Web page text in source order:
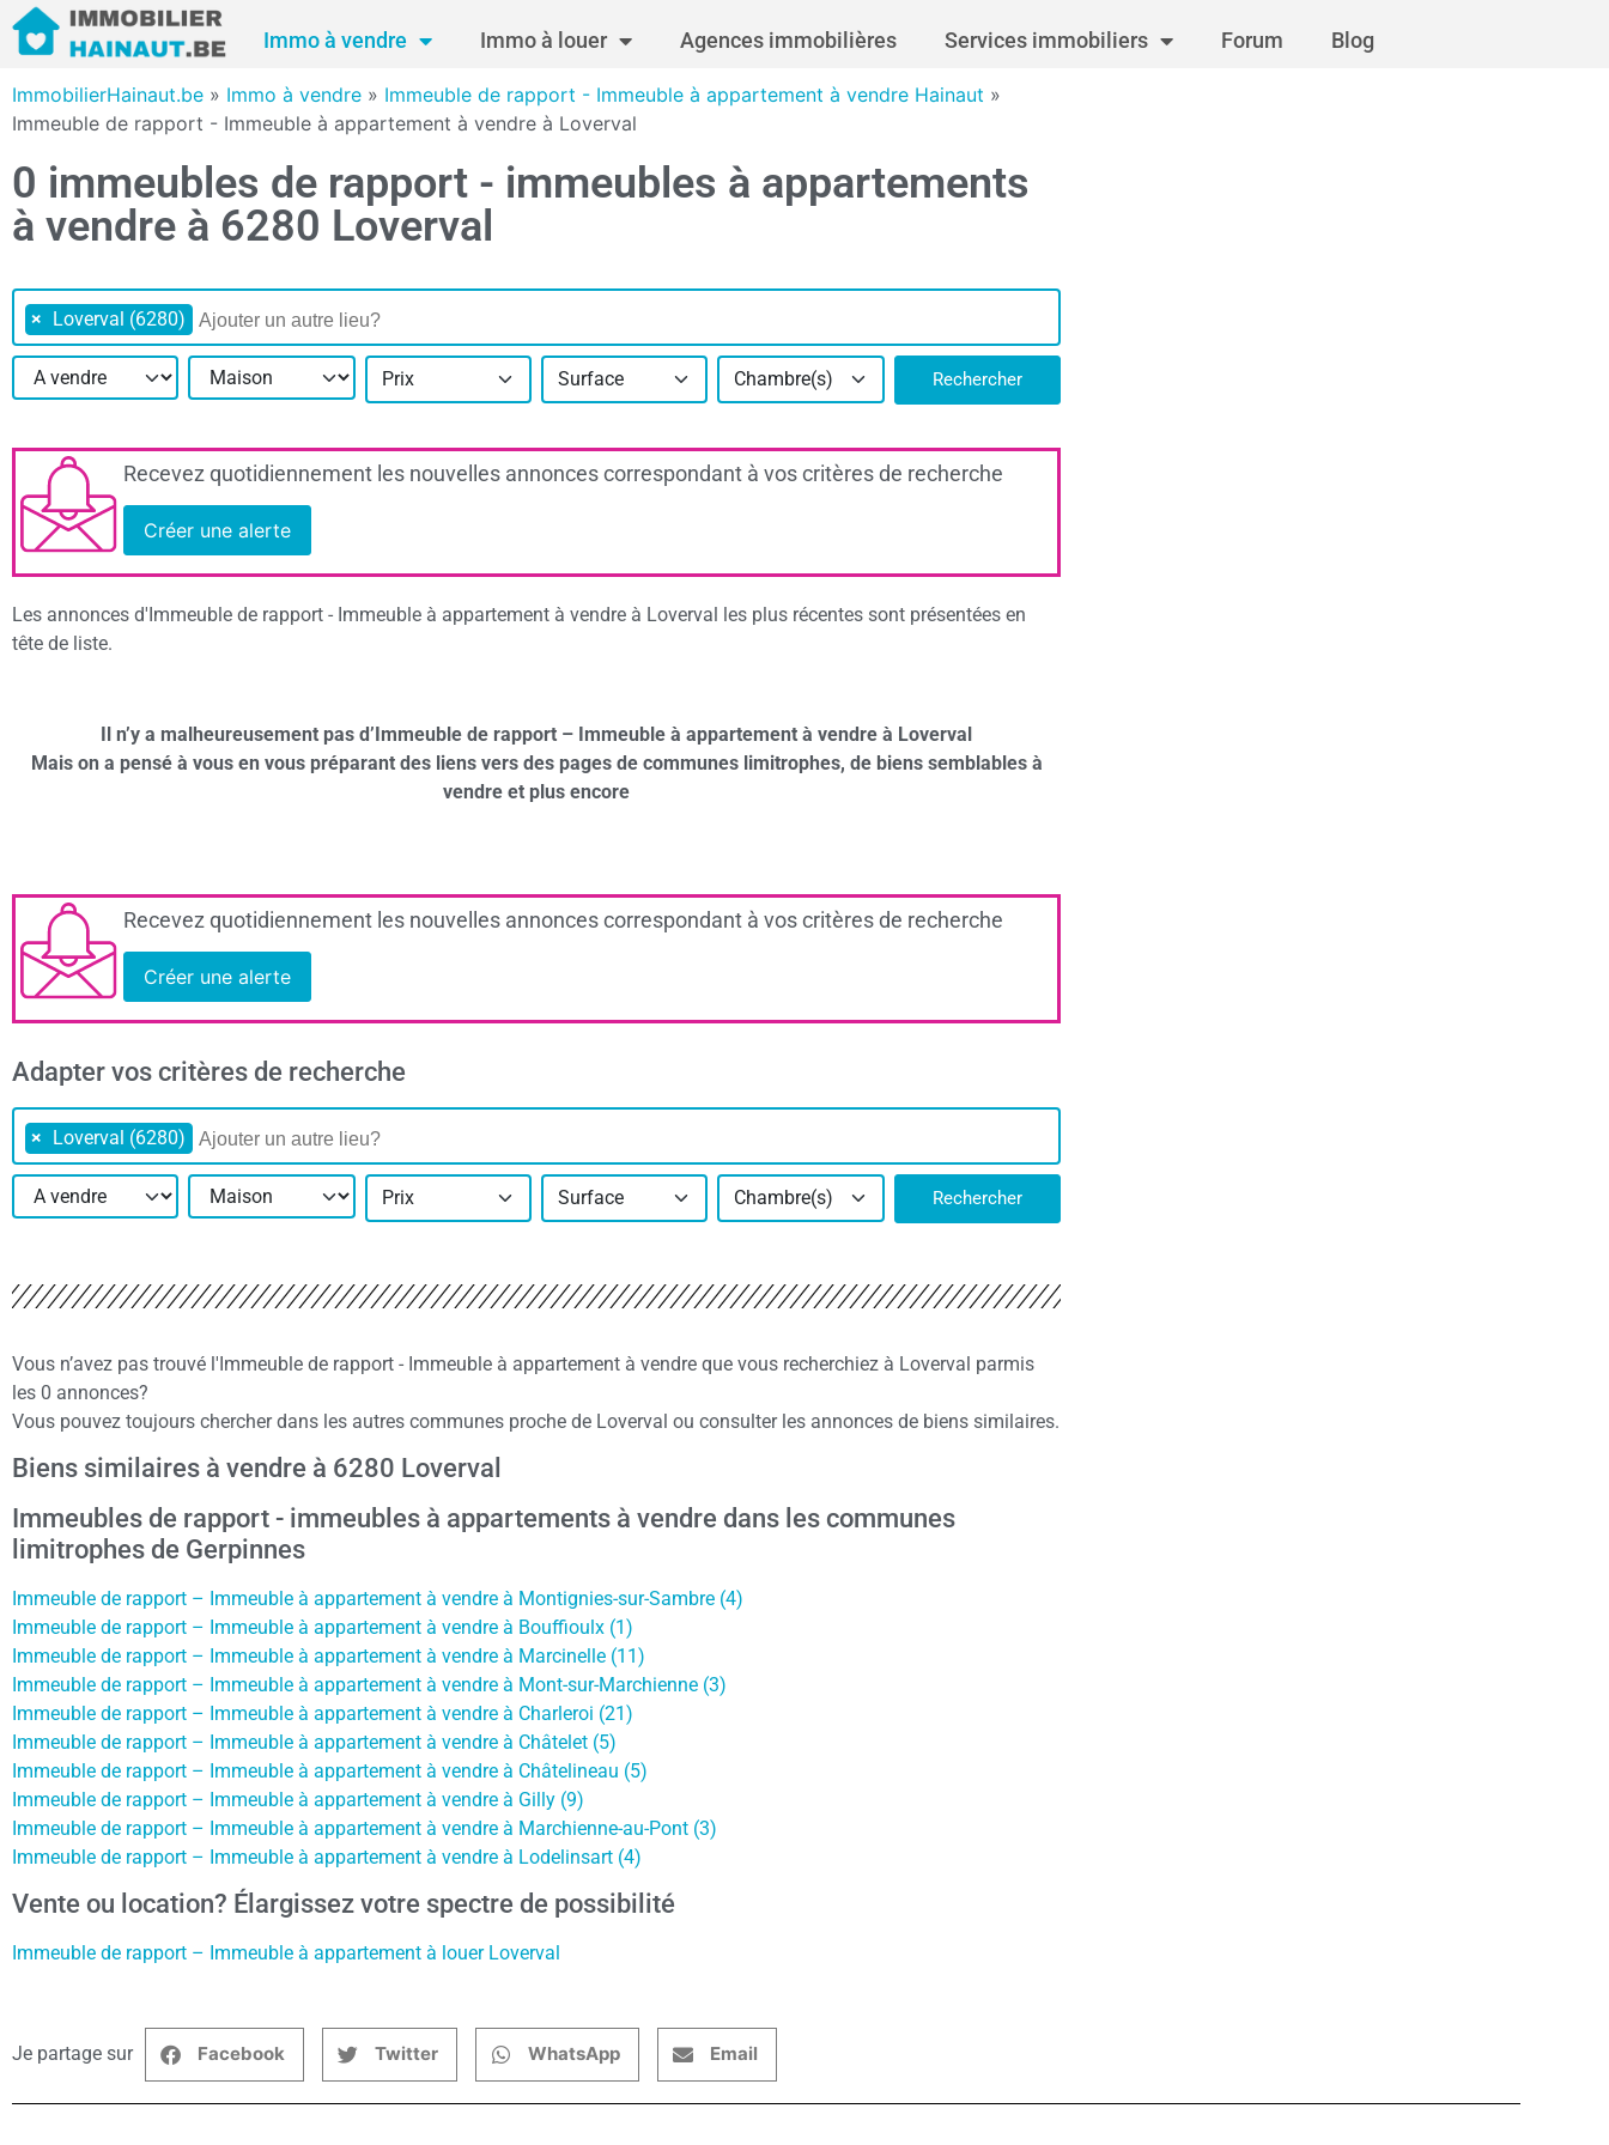
Immo à vendre Immo à louer Agences immobilières Services immobiliers Forum Blog
ImmobilierHainaut.be » Immo à vendre » Immeuble de rapport - Immeuble à appartement à vendre Hainaut »
Immeuble de rapport - Immeuble à appartement à vendre à Loverval
0 immeubles de rapport - immeubles à appartements
à vendre à 6280 Loverval
× Loverval (6280)
Prix Surface Chambre(s) Rechercher
Recevez quotidiennement les nouvelles annonces correspondant à vos critères de recherche
Créer une alerte
Les annonces d'Immeuble de rapport - Immeuble à appartement à vendre à Loverval les plus récentes sont présentées en
tête de liste.
Il n’y a malheureusement pas d’Immeuble de rapport – Immeuble à appartement à vendre à Loverval
Mais on a pensé à vous en vous préparant des liens vers des pages de communes limitrophes, de biens semblables à
vendre et plus encore
Recevez quotidiennement les nouvelles annonces correspondant à vos critères de recherche
Créer une alerte
Adapter vos critères de recherche
× Loverval (6280)
Prix Surface Chambre(s) Rechercher
Vous n’avez pas trouvé l'Immeuble de rapport - Immeuble à appartement à vendre que vous recherchiez à Loverval parmis
les 0 annonces?
Vous pouvez toujours chercher dans les autres communes proche de Loverval ou consulter les annonces de biens similaires.
Biens similaires à vendre à 6280 Loverval
Immeubles de rapport - immeubles à appartements à vendre dans les communes
limitrophes de Gerpinnes
Immeuble de rapport – Immeuble à appartement à vendre à Montignies-sur-Sambre (4)
Immeuble de rapport – Immeuble à appartement à vendre à Bouffioulx (1)
Immeuble de rapport – Immeuble à appartement à vendre à Marcinelle (11)
Immeuble de rapport – Immeuble à appartement à vendre à Mont-sur-Marchienne (3)
Immeuble de rapport – Immeuble à appartement à vendre à Charleroi (21)
Immeuble de rapport – Immeuble à appartement à vendre à Châtelet (5)
Immeuble de rapport – Immeuble à appartement à vendre à Châtelineau (5)
Immeuble de rapport – Immeuble à appartement à vendre à Gilly (9)
Immeuble de rapport – Immeuble à appartement à vendre à Marchienne-au-Pont (3)
Immeuble de rapport – Immeuble à appartement à vendre à Lodelinsart (4)
Vente ou location? Élargissez votre spectre de possibilité
Immeuble de rapport – Immeuble à appartement à louer Loverval
Je partage sur Facebook Twitter WhatsApp Email